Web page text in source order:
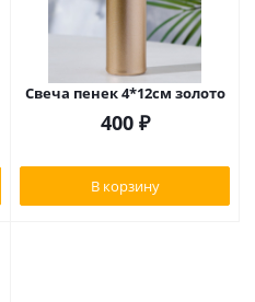
Свеча пенек 4*12см золото
400₽
В корзину